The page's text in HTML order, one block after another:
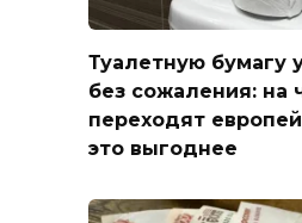
Туалетную бумагу
без сожаления: на
переходят
это выгоднее